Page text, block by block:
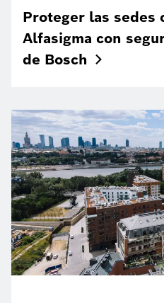
Proteger las sedes
Alfasigma con
de Bosch